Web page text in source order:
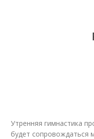
Утренняя гимнастика
будет сопровождаться